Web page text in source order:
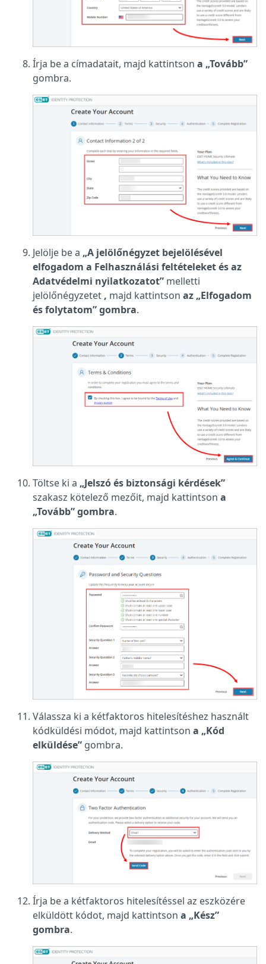
Írja be a címadatait, majd kattintson a „Tovább”
gombra.
Jelölje be a „A jelölőnégyzet bejelölésével
elfogadom a Felhasználási feltételeket és az
Adatvédelmi nyilatkozatot” melletti
jelölőnégyzetet , majd kattintson az „Elfogadom
és folytatom” gombra.
Töltse ki a „Jelszó és biztonsági kérdések”
szakasz kötelező mezőit, majd kattintson a
„Tovább” gombra.
Válassza ki a kétfaktoros hitelesítéshez használt
kódküldési módot, majd kattintson a „Kód
elküldése” gombra.
Írja be a kétfaktoros hitelesítéssel az eszközére
elküldött kódot, majd kattintson a „Kész”
gombra.